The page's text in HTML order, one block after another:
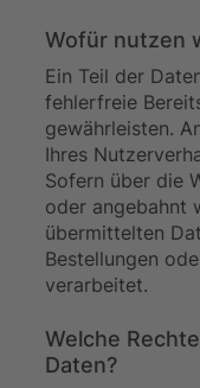
Wofür nutzen
Ein Teil der
fehlerfreie
gewährleisten.
Ihres
Sofern über die
oder angebahnt
übermittelten
Bestellungen
verarbeitet.
Welche
Daten?